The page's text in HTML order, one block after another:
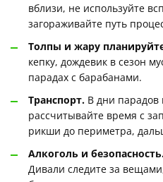
вблизи, не используйте
загораживайте путь
Толпы и жару
кепку, дождевик в сезон
парадах с барабанами.
Транспорт. В дни
рассчитывайте время с
рикши до периметра,
Алкоголь и
Дивали следите за